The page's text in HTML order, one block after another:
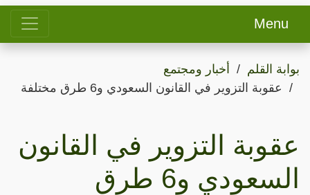
Menu
بوابة القلم
أخبار ومجتمع
عقوبة التزوير في القانون السعودي و6 طرق مختلفة
عقوبة التزوير في القانون
السعودي و6 طرق